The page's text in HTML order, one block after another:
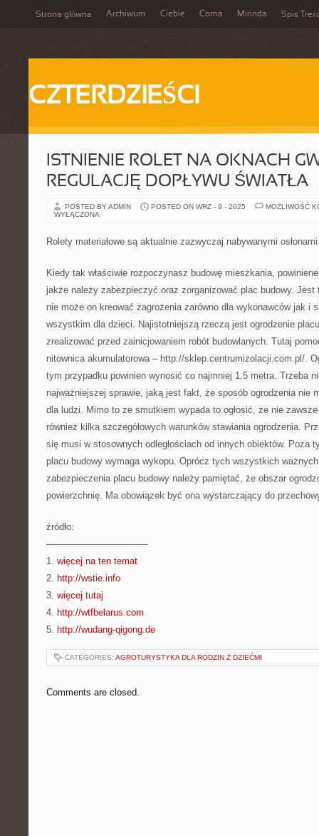
Strona główna Archiwum Ciebie Coma Mirinda Spis
CZTERDZIEŚCI
ISTNIENIE ROLET NA OKNACH
REGULACJĘ DOPŁYWU ŚWIATŁA
POSTED BY ADMIN POSTED ON WRZ - 9 - 2025
MOŻLIWOŚĆ
WYŁĄCZONA
Rolety materiałowe są aktualnie zazwyczaj nabywanymi
Kiedy tak właściwie rozpoczynasz budowę mieszkania,
jakże należy zabezpieczyć oraz zorganizować plac budowy. Jest
nie może on kreować zagrożenia zarówno dla wykonawców jak i
wszystkim dla dzieci. Najistotniejszą rzeczą jest ogrodzenie
zrealizować przed zainicjowaniem robót budowlanych. Tutaj
nitownica akumulatorowa – http://sklep.centrumizolacji.com.pl/.
tym przypadku powinien wynosić co najmniej 1,5 metra. Trzeba
najważniejszej sprawie, jaką jest fakt, że sposób ogrodzenia nie
dla ludzi. Mimo to ze smutkiem wypada to ogłosić, że nie
również kilka szczegółowych warunków stawiania ogrodzenia.
się musi w stosownych odległościach od innych obiektów. Poza
placu budowy wymaga wykopu. Oprócz tych wszystkich
zabezpieczenia placu budowy należy pamiętać, że obszar
powierzchnię. Ma obowiązek być ona wystarczający do
źródło:
———————————
1. więcej na ten temat
2. http://wstie.info
3. więcej tutaj
4. http://wtfbelarus.com
5. http://wudang-qigong.de
CATEGORIES: AGROTURYSTYKA DLA RODZIN Z DZIEĆMI
Comments are closed.